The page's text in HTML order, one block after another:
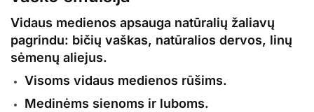
Vidaus medienos apsauga natūralių žaliavų
pagrindu: bičių vaškas, natūralios dervos, linų
sėmenų aliejus.
Visoms vidaus medienos rūšims.
Medinėms sienoms ir luboms.